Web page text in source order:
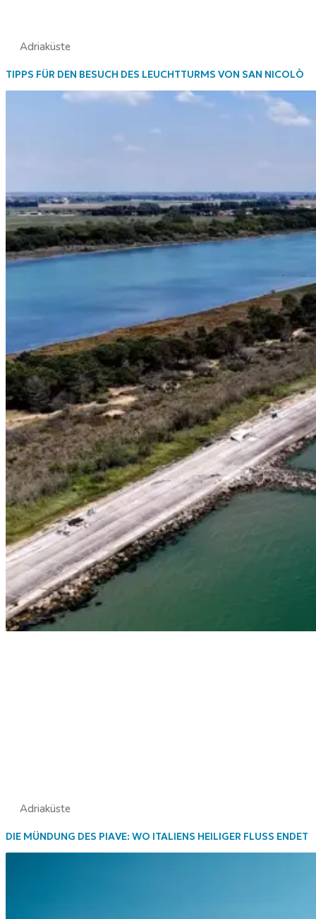
Adriaküste
TIPPS FÜR DEN BESUCH DES LEUCHTTURMS VON SAN NICOLÒ
Adriaküste
DIE MÜNDUNG DES PIAVE: WO ITALIENS HEILIGER FLUSS ENDET